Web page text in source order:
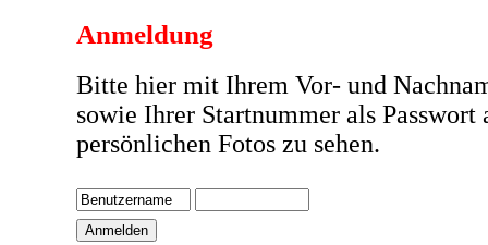
Anmeldung
Bitte hier mit Ihrem Vor- und
sowie Ihrer Startnummer als Passwort
persönlichen Fotos zu sehen.